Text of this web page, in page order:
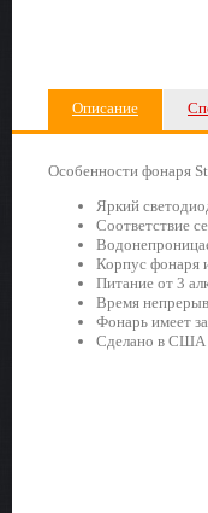
Описание
Особенности фонаря
Яркий
Соответствие
Корпус фонаря
Питание от 3
Время
Фонарь имеет
Сделано в США